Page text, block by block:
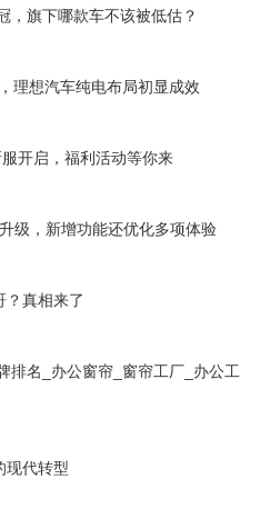
，旗下哪款车不该被低估？
理想汽车纯电布局初显成效
开启，福利活动等你来
级，新增功能还优化多项体验
？真相来了
排名_办公窗帘_窗帘工厂_办公工
现代转型